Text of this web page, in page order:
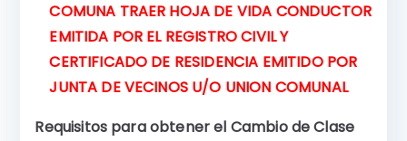
COMUNA TRAER HOJA DE VIDA CONDUCTOR
EMITIDA POR EL REGISTRO CIVIL Y
CERTIFICADO DE RESIDENCIA EMITIDO POR
JUNTA DE VECINOS U/O UNION COMUNAL
Requisitos para obtener el Cambio de Clase